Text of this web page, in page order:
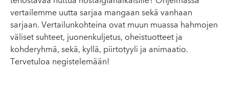
vertailemme uutta sarjaa mangaan sekä vanhaan
sarjaan. Vertailunkohteina ovat muun muassa hahmojen
väliset suhteet, juonenkuljetus, oheistuotteet ja
kohderyhmä, sekä, kyllä, piirtotyyli ja animaatio.
Tervetuloa negistelemään!